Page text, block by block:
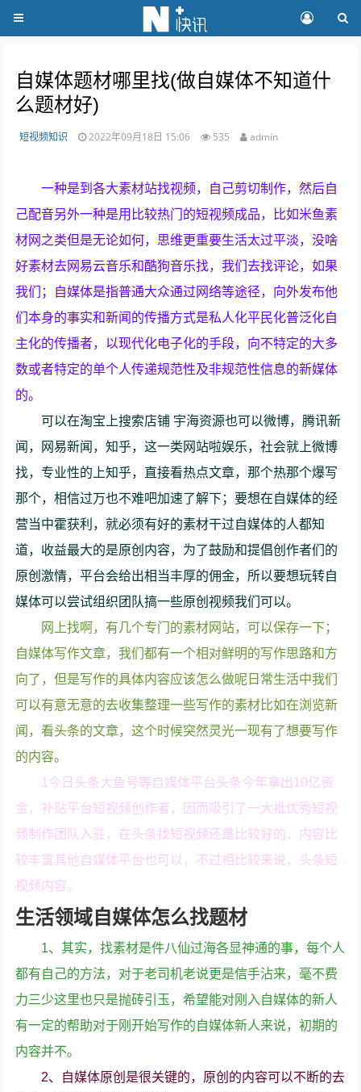
自媒体题材哪里找(做自媒体不知道什
么题材好)
短视频知识 2022年09月18日 15:06 535 admin
一种是到各大素材站找视频，自己剪切制作，然后自
己配音另外一种是用比较热门的短视频成品，比如米鱼素
材网之类但是无论如何，思维更重要生活太过平淡，没啥
好素材去网易云音乐和酷狗音乐找，我们去找评论，如果
我们；自媒体是指普通大众通过网络等途径，向外发布他
们本身的事实和新闻的传播方式是私人化平民化普泛化自
主化的传播者，以现代化电子化的手段，向不特定的大多
数或者特定的单个人传递规范性及非规范性信息的新媒体
的。
可以在淘宝上搜索店铺 宇海资源也可以微博，腾讯新
闻，网易新闻，知乎，这一类网站啦娱乐，社会就上微博
找，专业性的上知乎，直接看热点文章，那个热那个爆写
那个，相信过万也不难吧加速了解下；要想在自媒体的经
营当中霍获利，就必须有好的素材干过自媒体的人都知
道，收益最大的是原创内容，为了鼓励和提倡创作者们的
原创激情，平台会给出相当丰厚的佣金，所以要想玩转自
媒体可以尝试组织团队搞一些原创视频我们可以。
网上找啊，有几个专门的素材网站，可以保存一下；
自媒体写作文章，我们都有一个相对鲜明的写作思路和方
向了，但是写作的具体内容应该怎么做呢日常生活中我们
可以有意无意的去收集整理一些写作的素材比如在浏览新
闻，看头条的文章，这个时候突然灵光一现有了想要写作
的内容。
1今日头条大鱼号等自媒体平台头条今年拿出10亿资
金，补贴平台短视频创作者，因而吸引了一大批优秀短视
频制作团队入驻，在头条找短视频还是比较好的，内容比
较丰富其他自媒体平台也可以，不过相比较来说，头条短
视频内容。
生活领域自媒体怎么找题材
1、其实，找素材是件八仙过海各显神通的事，每个人
都有自己的方法，对于老司机老说更是信手沾来，毫不费
力三少这里也只是抛砖引玉，希望能对刚入自媒体的新人
有一定的帮助对于刚开始写作的自媒体新人来说，初期的
内容并不。
2、自媒体原创是很关键的，原创的内容可以不断的去